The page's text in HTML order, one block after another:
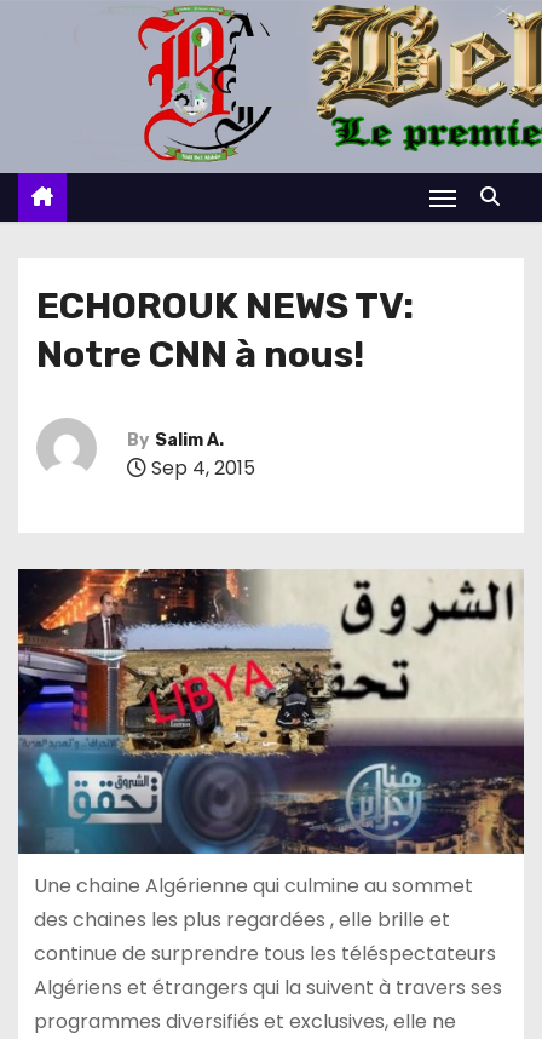
c
ECHOROUK NEWS TV:
Notre CNN à nous!
By Salim A.
Sep 4, 2015
Une chaine Algérienne qui culmine au sommet
des chaines les plus regardées , elle brille et
continue de surprendre tous les téléspectateurs
Algériens et étrangers qui la suivent à travers ses
programmes diversifiés et exclusives, elle ne